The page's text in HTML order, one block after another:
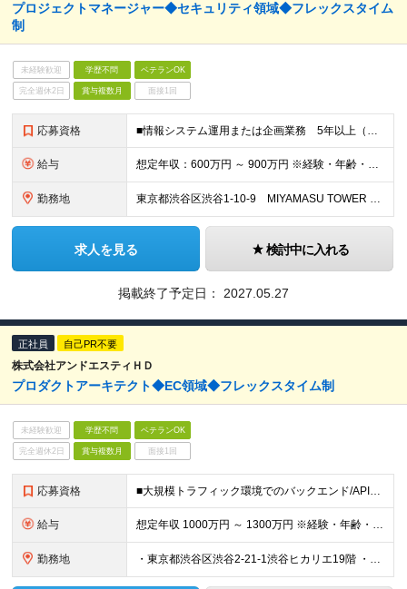
プロジェクトマネージャー◆セキュリティ領域◆フレックスタイム
制
未経験歓迎 学歴不問 ベテランOK
完全週休2日 賞与複数月 面接1回
応募資格 ■情報システム運用または企画業務 5年以上（SOC／CSIRT、または ガバナンス・リスク・コンプライアンス領域だと望ましい） ■情報システムに関するマネジメント業務 （チームリード、プロジェクト
給与 想定年収：600万円 ～ 900万円 ※経験・年齢・前給を考慮の上決定します ※試用期間3ヶ月（給与や諸待遇は変わりません）
勤務地 東京都渋谷区渋谷1-10-9 MIYAMASU TOWER ※変更の範囲：上記を除く当社関連勤務地
求人を見る 検討中に入れる
掲載終了予定日： 2027.05.27
正社員 自己PR不要
株式会社アンドエスティＨＤ
プロダクトアーキテクト◆EC領域◆フレックスタイム制
未経験歓迎 学歴不問 ベテランOK
完全週休2日 賞与複数月 面接1回
応募資格 ■大規模トラフィック環境でのバックエンド/API設計・開発経験 ・Node.js（TypeScript）やGo等を用いた、BFFあるいはマイクロサービスの アーキテクチャ設計と実装経験（目安5年
給与 想定年収 1000万円 ～ 1300万円 ※経験・年齢・前給を考慮の上決定します ※試用期間3ヶ月（給与や諸待遇は変わりません）
勤務地 ・東京都渋谷区渋谷2-21-1渋谷ヒカリエ19階 ・東京都渋谷区渋谷1-10-9 MIYAMASU TOWER ※変更の範囲：上記を除く当社関連勤務地